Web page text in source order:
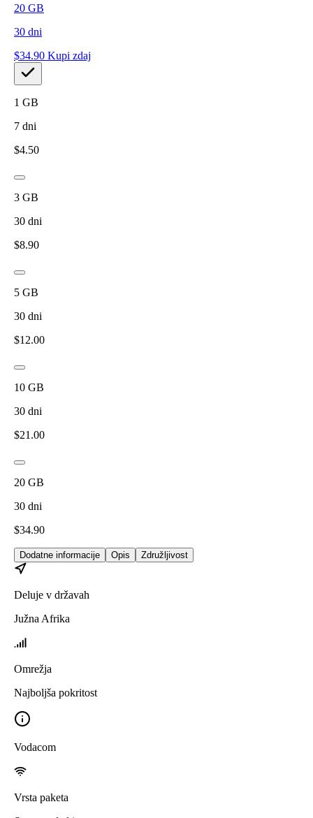
20 GB
30 dni
$34.90 Kupi zdaj
1 GB
7 dni
$4.50
3 GB
30 dni
$8.90
5 GB
30 dni
$12.00
10 GB
30 dni
$21.00
20 GB
30 dni
$34.90
Dodatne informacije Opis Združljivost
Deluje v državah
Južna Afrika
Omrežja
Najboljša pokritost
Vodacom
Vrsta paketa